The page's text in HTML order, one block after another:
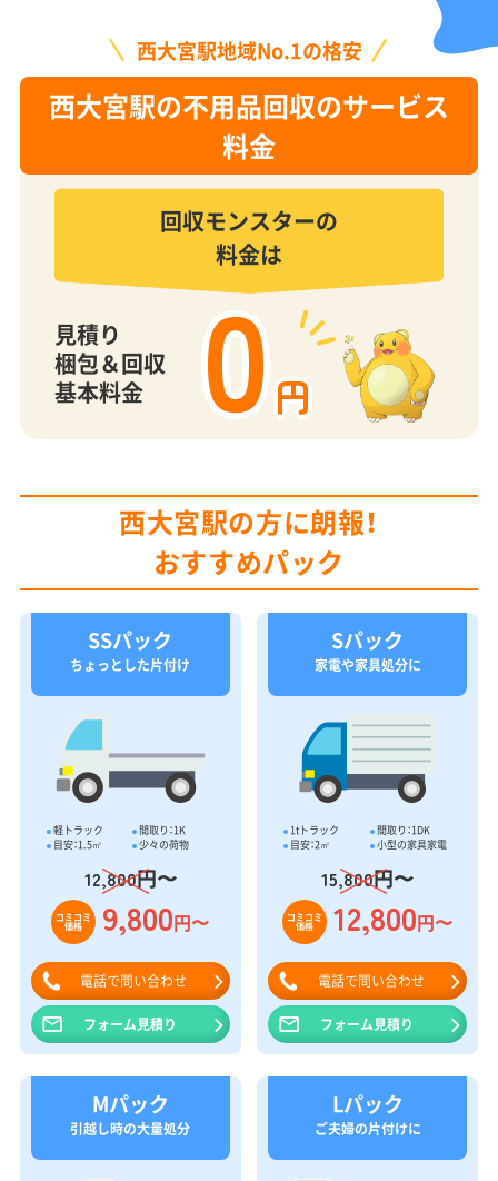
西大宮駅地域No.1の格安
西大宮駅の不用品回収のサービス
料金
回収モンスターの
料金は
見積り
梱包＆回収
基本料金
0円
西大宮駅の方に朗報！
おすすめパック
SSパック
ちょっとした片付け
軽トラック
間取り：1K
目安：1.5㎥
少々の荷物
12,800円〜
コミコミ
価格 9,800円〜
電話で問い合わせ
フォーム見積り
Sパック
家電や家具処分に
1tトラック
間取り：1DK
目安：2㎥
小型の家具家電
15,800円〜
コミコミ
価格 12,800円〜
電話で問い合わせ
フォーム見積り
Mパック
引越し時の大量処分
Lパック
ご夫婦の片付けに